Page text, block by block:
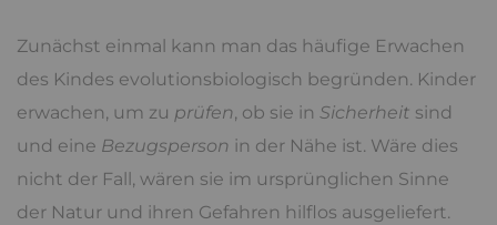
Zunächst einmal kann man das häufige Erwachen
des Kindes evolutionsbiologisch begründen. Kinder
erwachen, um zu prüfen, ob sie in Sicherheit sind
und eine Bezugsperson in der Nähe ist. Wäre dies
nicht der Fall, wären sie im ursprünglichen Sinne
der Natur und ihren Gefahren hilflos ausgeliefert.